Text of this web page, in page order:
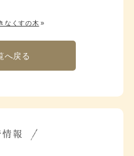
なくすの木»
へ戻る